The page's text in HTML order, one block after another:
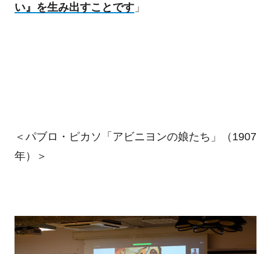
い』を生み出すことです」
＜パブロ・ピカソ「アビニヨンの娘たち」（1907
年）＞